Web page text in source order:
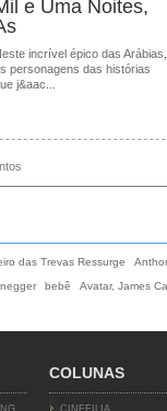
e Uma Noites,
incrível épico das Arábias,
personagens das histórias
j&aac...
das Trevas Ressurge
bebê Avatar, James
COLUNAS